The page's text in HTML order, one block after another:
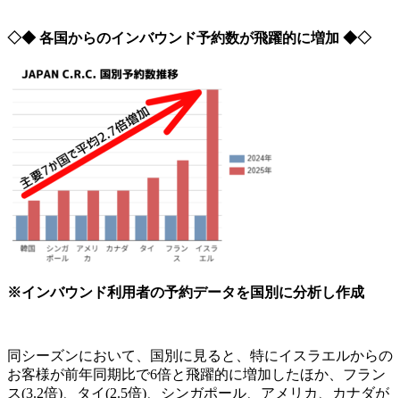
◇◆ 各国からのインバウンド予約数が飛躍的に増加 ◆◇
※インバウンド利用者の予約データを国別に分析し作成
同シーズンにおいて、国別に見ると、特にイスラエルからの
お客様が前年同期比で6倍と飛躍的に増加したほか、フラン
ス(3.2倍)、タイ(2.5倍)、シンガポール、アメリカ、カナダが